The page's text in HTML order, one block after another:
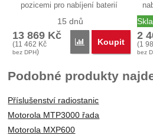
pozicemi pro nabíjení baterií
15 dnů
13 869 Kč
(11 462 Kč
bez DPH)
Porovnat
Koupit
2
(1
bez
Podobné produkty
Příslušenství radiostanic
Motorola MTP3000 řada
Motorola MXP600